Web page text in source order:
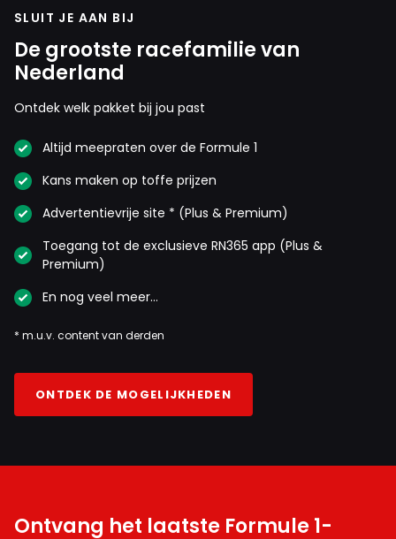
SLUIT JE AAN BIJ
De grootste racefamilie van
Nederland
Ontdek welk pakket bij jou past
Altijd meepraten over de Formule 1
Kans maken op toffe prijzen
Advertentievrije site * (Plus & Premium)
Toegang tot de exclusieve RN365 app (Plus &
Premium)
En nog veel meer…
* m.u.v. content van derden
ONTDEK DE MOGELIJKHEDEN
Ontvang het laatste Formule 1-